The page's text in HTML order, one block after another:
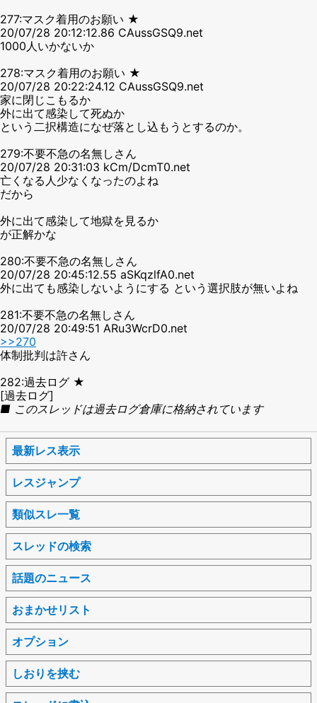
277:マスク着用のお願い ★
20/07/28 20:12:12.86 CAussGSQ9.net
1000人いかないか
278:マスク着用のお願い ★
20/07/28 20:22:24.12 CAussGSQ9.net
家に閉じこもるか
外に出て感染して死ぬか
という二択構造になぜ落とし込もうとするのか。
279:不要不急の名無しさん
20/07/28 20:31:03 kCm/DcmT0.net
亡くなる人少なくなったのよね
だから
外に出て感染して地獄を見るか
が正解かな
280:不要不急の名無しさん
20/07/28 20:45:12.55 aSKqzlfA0.net
外に出ても感染しないようにする という選択肢が無いよね
281:不要不急の名無しさん
20/07/28 20:49:51 ARu3WcrD0.net
>>270
体制批判は許さん
282:過去ログ ★
[過去ログ]
■ このスレッドは過去ログ倉庫に格納されています
最新レス表示
レスジャンプ
類似スレ一覧
スレッドの検索
話題のニュース
おまかせリスト
オプション
しおりを挟む